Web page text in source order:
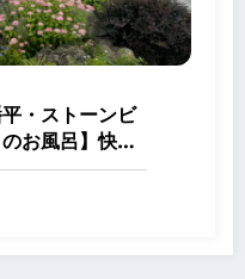
・ストーンビ
お風呂】快適
呂を楽しむ贅